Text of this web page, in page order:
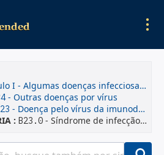
- Algumas doenças infecciosas e parasitárias
- Outras doenças por vírus
- Doença pelo vírus da imunodeficiência humana [HIV] resultando em outras doenças
: B23.0 - Síndrome de infecção aguda pelo HIV